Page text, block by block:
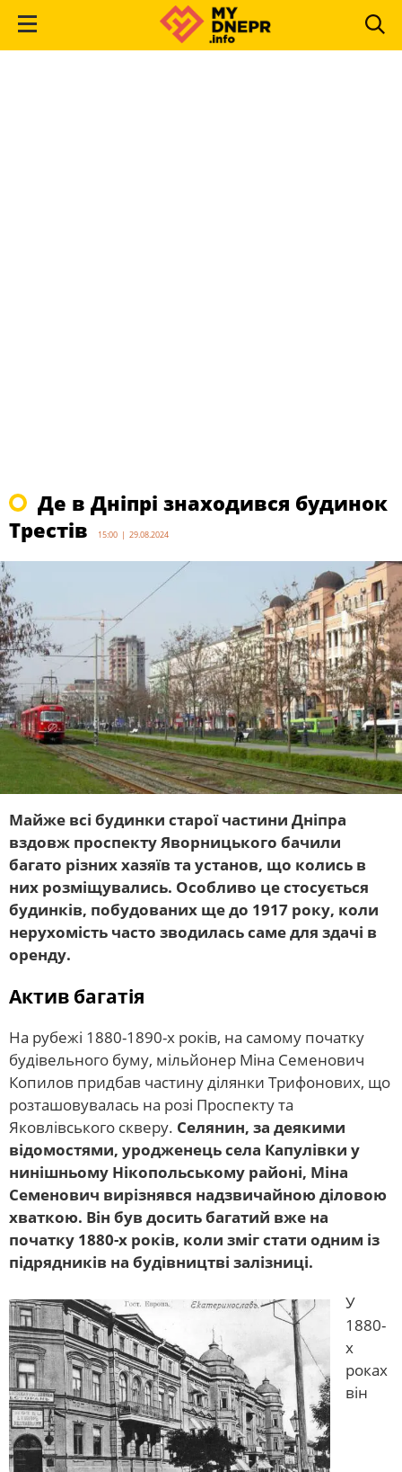
Де в Дніпрі знаходився будинок
Трестів
15:00 | 29.08.2024
Майже всі будинки старої частини Дніпра
вздовж проспекту Яворницького бачили
багато різних хазяїв та установ, що колись в
них розміщувались. Особливо це стосується
будинків, побудованих ще до 1917 року, коли
нерухомість часто зводилась саме для здачі в
оренду.
Актив багатія
На рубежі 1880-1890-х років, на самому початку
будівельного буму, мільйонер Міна Семенович
Копилов придбав частину ділянки Трифонових, що
розташовувалась на розі Проспекту та
Яковлівського скверу. Селянин, за деякими
відомостями, уродженець села Капулівки у
нинішньому Нікопольському районі, Міна
Семенович вирізнявся надзвичайною діловою
хваткою. Він був досить багатий вже на
початку 1880-х років, коли зміг стати одним із
підрядників на будівництві залізниці.
У
1880-
х
роках
він